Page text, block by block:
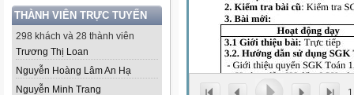
THÀNH VIÊN TRỰC TUYẾN
298 khách và 28 thành viên
Trương Thị Loan
Nguyễn Hoàng Lâm An Hạ
Nguyễn Minh Trang
1